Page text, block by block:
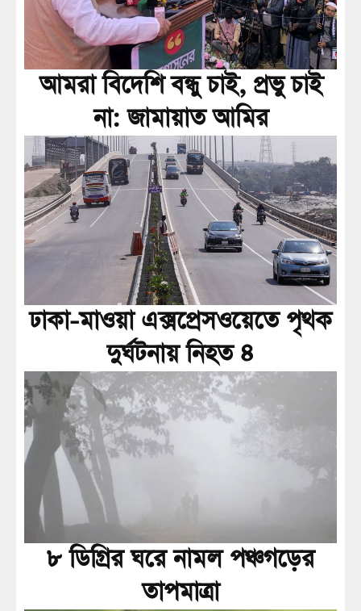
আমরা বিদেশি বন্ধু চাই, প্রভু চাই
না: জামায়াত আমির
ঢাকা-মাওয়া এক্সপ্রেসওয়েতে পৃথক
দুর্ঘটনায় নিহত ৪
৮ ডিগ্রির ঘরে নামল পঞ্চগড়ের
তাপমাত্রা